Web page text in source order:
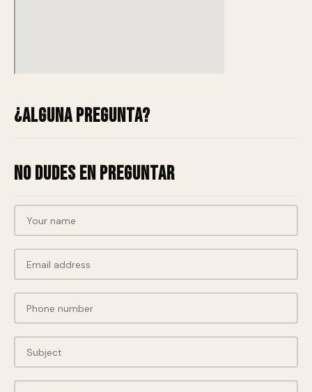
¿Alguna pregunta?
No dudes en preguntar